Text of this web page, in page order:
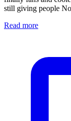
still giving people
Read more